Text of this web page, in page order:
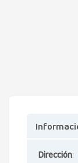
Dirección: